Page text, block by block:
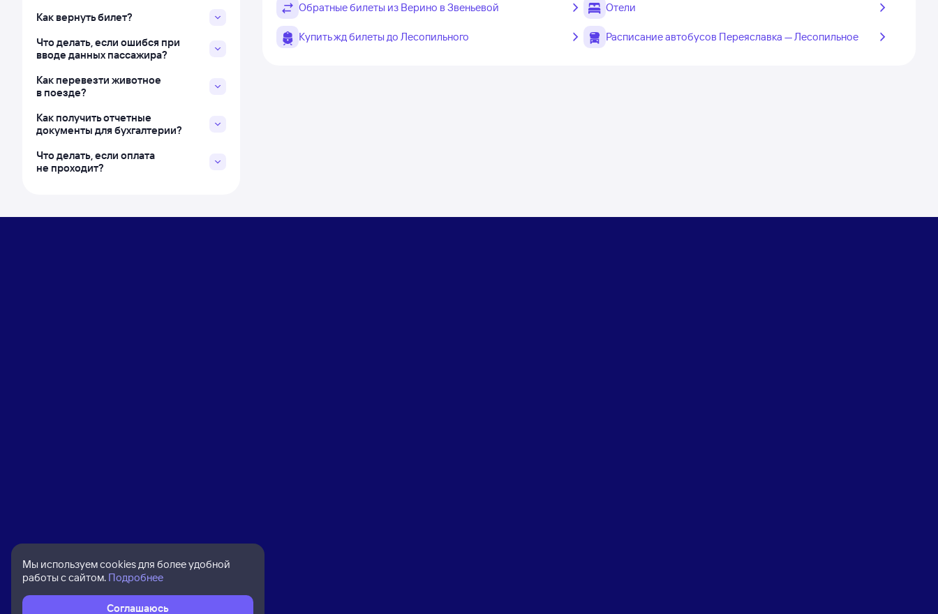
Как вернуть билет?
Что делать, если ошибся при
вводе данных пассажира?
Как перевезти животное
в поезде?
Как получить отчетные
документы для бухгалтерии?
Что делать, если оплата
не проходит?
Обратные билеты из Верино в Звеньевой Отели
Купить жд билеты до Лесопильного Расписание автобусов Переяславка — Лесопильное
Мы используем cookies для более удобной
работы с сайтом. Подробнее
Соглашаюсь